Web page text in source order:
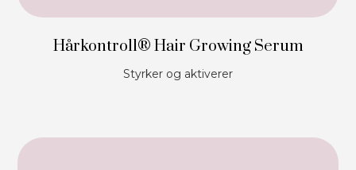
Hårkontroll® Hair Growing Serum
Styrker og aktiverer